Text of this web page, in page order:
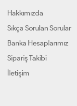
Hakkımızda
Sıkça Sorulan Sorular
Banka Hesaplarımız
Sipariş Takibi
İletişim